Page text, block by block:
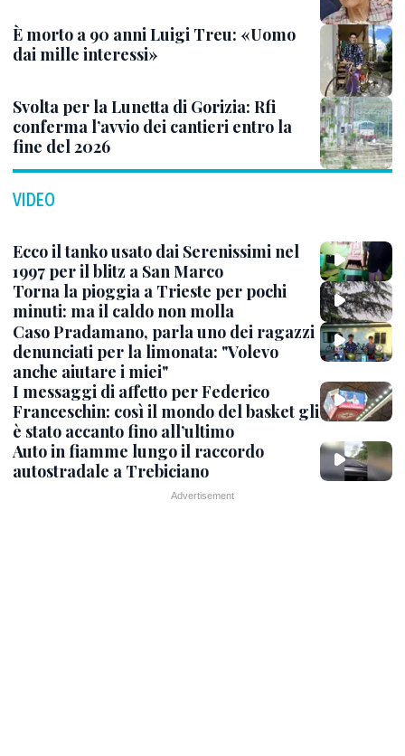
È morto a 90 anni Luigi Treu: «Uomo
dai mille interessi»
Svolta per la Lunetta di Gorizia: Rfi
conferma l’avvio dei cantieri entro la
fine del 2026
VIDEO
Ecco il tanko usato dai Serenissimi nel
1997 per il blitz a San Marco
Torna la pioggia a Trieste per pochi
minuti: ma il caldo non molla
Caso Pradamano, parla uno dei ragazzi
denunciati per la limonata: "Volevo
anche aiutare i miei"
I messaggi di affetto per Federico
Franceschin: così il mondo del basket gli
è stato accanto fino all’ultimo
Auto in fiamme lungo il raccordo
autostradale a Trebiciano